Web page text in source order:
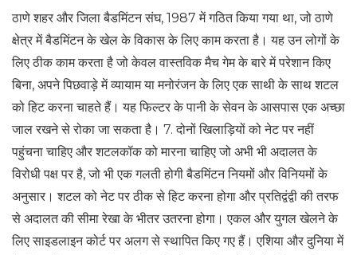
ठाणे शहर और जिला बैडमिंटन संघ, 1987 में गठित किया गया था, जो ठाणे
क्षेत्र में बैडमिंटन के खेल के विकास के लिए काम करता है। यह उन लोगों के
लिए ठीक काम करता है जो केवल वास्तविक मैच गेम के बारे में परेशान किए
बिना, अपने पिछवाड़े में व्यायाम या मनोरंजन के लिए एक साथी के साथ शटल
को हिट करना चाहते हैं। यह फिल्टर के पानी के सेवन के आसपास एक अच्छा
जाल रखने से रोका जा सकता है। 7. दोनों खिलाड़ियों को नेट पर नहीं
पहुंचना चाहिए और शटलकॉक को मारना चाहिए जो अभी भी अदालत के
विरोधी पक्ष पर है, जो भी एक गलती होगी बैडमिंटन नियमों और विनियमों के
अनुसार। शटल को नेट पर ठीक से हिट करना होगा और प्रतिद्वंद्वी की तरफ
से अदालत की सीमा रेखा के भीतर उतरना होगा। एकल और युगल खेलने के
लिए साइडलाइन कोर्ट पर अलग से स्थापित किए गए हैं। एशिया और दुनिया में